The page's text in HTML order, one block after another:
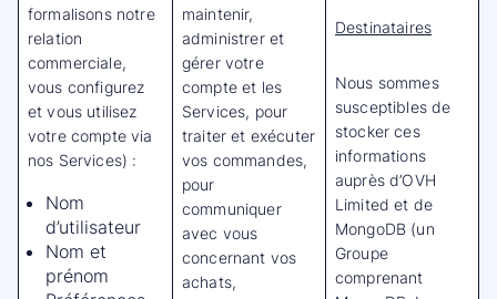
formalisons notre
relation
commerciale,
vous configurez
et vous utilisez
votre compte via
nos Services) :
Nom
d’utilisateur
Nom et
prénom
maintenir,
administrer et
gérer votre
compte et les
Services, pour
traiter et exécuter
vos commandes,
pour
communiquer
avec vous
concernant vos
achats,
Destinataires
Nous sommes
susceptibles de
stocker ces
informations
auprès d’OVH
Limited et de
MongoDB (un
Groupe
comprenant